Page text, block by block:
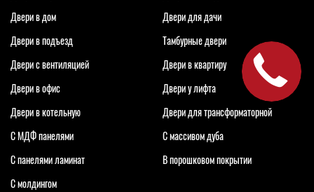
Двери в дом
Двери для дачи
Двери в подъезд
Тамбурные двери
Двери с вентиляцией
Двери в квартиру
Двери в офис
Двери у лифта
Двери в котельную
Двери для трансформаторной
С МДФ панелями
С массивом дуба
С панелями ламинат
В порошковом покрытии
С молдингом